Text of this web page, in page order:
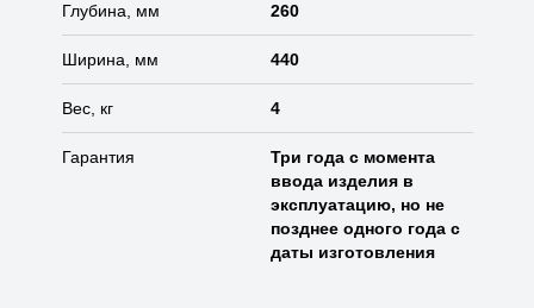
Глубина, мм 260
Ширина, мм 440
Вес, кг 4
Гарантия
Три года с момента
ввода изделия в
эксплуатацию, но не
позднее одного года с
даты изготовления